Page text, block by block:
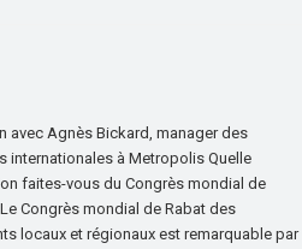
avec Agnès Bickard, manager des
internationales à Metropolis Quelle
faites-vous du Congrès mondial de
Congrès mondial de Rabat des
locaux et régionaux est remarquable par